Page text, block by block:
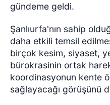
gündeme geldi.
Şanlıurfa'nın sahip
daha etkili temsil
birçok kesim, siyaset,
bürokrasinin ortak
koordinasyonun kente
sağlayacağı görüşünü